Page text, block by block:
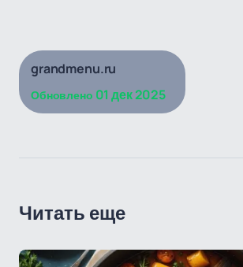
grandmenu.ru
Обновлено 01 дек 2025
Читать еще